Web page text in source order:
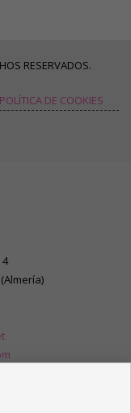
RESERVADOS.
POLÍTICA DE COOKIES
4